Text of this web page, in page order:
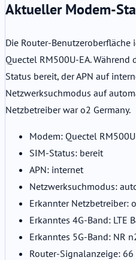
Aktueller Modem-
Die Router-
Quectel RM500U-EA. Während
Status bereit, der APN auf
Netzwerksuchmodus auf
Netzbetreiber war o2 Germany.
Modem: Quectel
SIM-Status: bereit
APN: internet
Netzwerksuchmodus:
Erkannter Netzbetreiber:
Erkanntes 4G-Band: LTE
Erkanntes 5G-Band: NR
Router-Signalanzeige: 66